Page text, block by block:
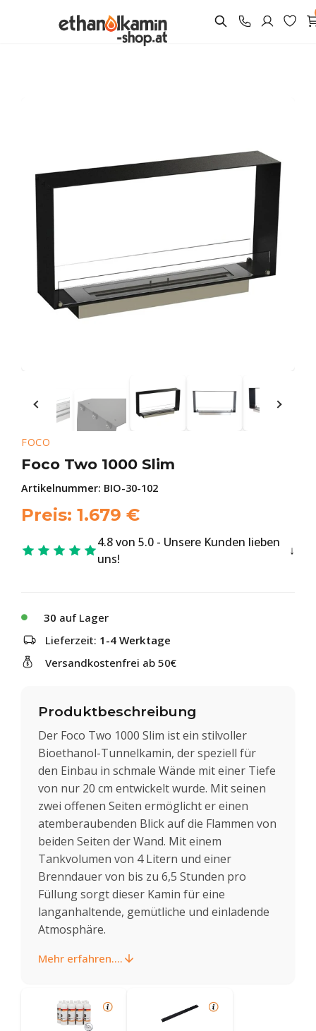
FOCO
Foco Two 1000 Slim
Artikelnummer: BIO-30-102
Preis: 1.679 €
4.8 von 5.0 - Unsere Kunden lieben
uns!
30 auf Lager
Lieferzeit: 1-4 Werktage
Versandkostenfrei ab 50€
Produktbeschreibung
Der Foco Two 1000 Slim ist ein stilvoller
Bioethanol-Tunnelkamin, der speziell für
den Einbau in schmale Wände mit einer Tiefe
von nur 20 cm entwickelt wurde. Mit seinen
zwei offenen Seiten ermöglicht er einen
atemberaubenden Blick auf die Flammen von
beiden Seiten der Wand. Mit einem
Tankvolumen von 4 Litern und einer
Brenndauer von bis zu 6,5 Stunden pro
Füllung sorgt dieser Kamin für eine
langanhaltende, gemütliche und einladende
Atmosphäre.
Mehr erfahren....